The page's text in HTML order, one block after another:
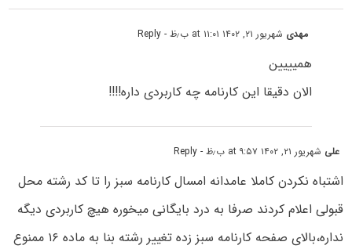
مهدی شهریور ۲۱, ۱۴۰۲ at ۱۱:۰۱ ب٫ظ - Reply
همیییین
الان دقیقا این کارنامه چه کاربردی داره!!!!
علی شهریور ۲۱, ۱۴۰۲ at ۹:۵۷ ب٫ظ - Reply
اشتباه نکردن کاملا عامدانه امسال کارنامه سبز را تا کد رشته محل
قبولی اعلام کردند صرفا به درد بایگانی میخوره هیچ کاربردی دیگه
نداره،بالای صفحه کارنامه سبز زده تغییر رشته بنا به ماده ۱۶ ممنوع